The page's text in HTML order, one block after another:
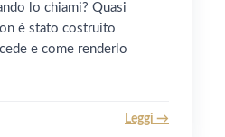
lo chiami? Quasi
è stato costruito
e come renderlo
Leggi →